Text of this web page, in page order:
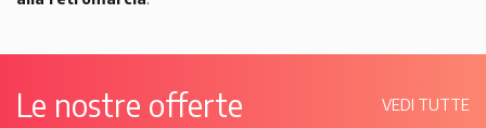
Le nostre offerte VEDI TUTTE